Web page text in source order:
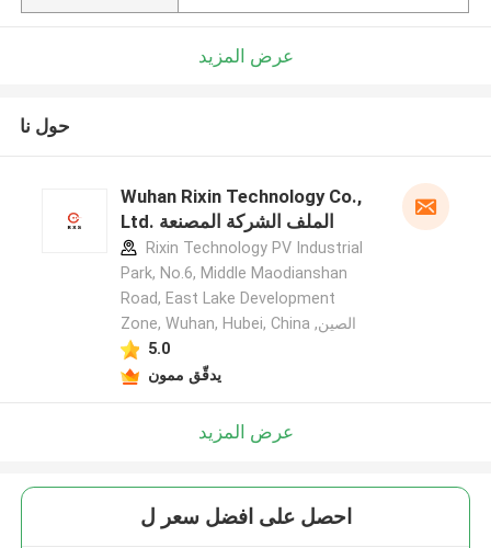
عرض المزيد
حول نا
Wuhan Rixin Technology Co.,
Ltd. الملف الشركة المصنعة
Rixin Technology PV Industrial
Park, No.6, Middle Maodianshan
Road, East Lake Development
Zone, Wuhan, Hubei, China ,الصين
5.0
يدقّق ممون
عرض المزيد
احصل على افضل سعر ل